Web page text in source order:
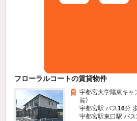
フローラルコートの賃貸物件
宇都宮大学陽東キャ
賀）
宇都宮駅 バス16分
宇都宮駅東口駅 バス